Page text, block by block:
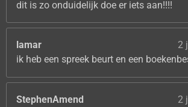
dit is zo onduidelijk doe er iets aan!!!!
lamar
2
ik heb een spreek beurt en een
StephenAmend
2